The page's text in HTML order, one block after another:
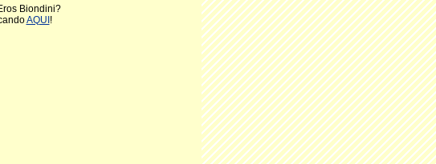
Biondini?
AQUI !